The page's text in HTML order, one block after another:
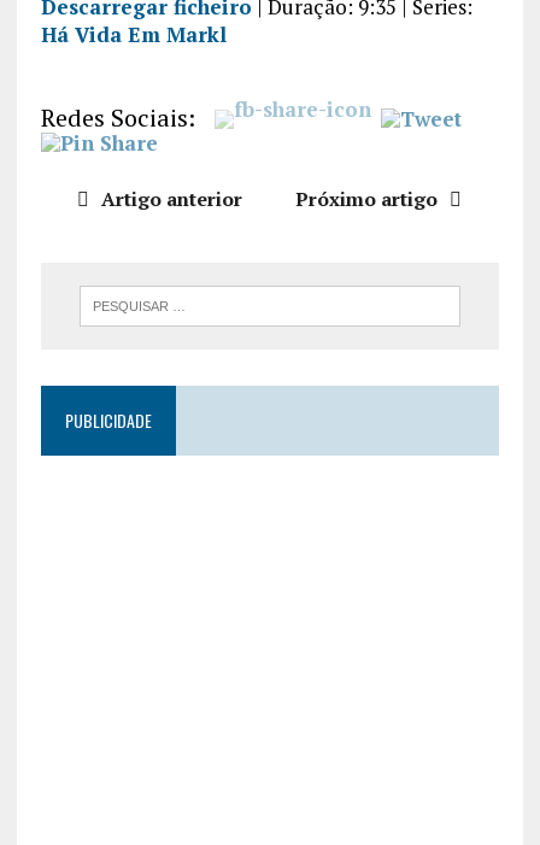
PARTILHA
INCORPO
RAR
Descarregar ficheiro | Duração: 9:35 | Series:
Há Vida Em Markl
Redes Sociais:
Artigo anterior Próximo artigo
PUBLICIDADE